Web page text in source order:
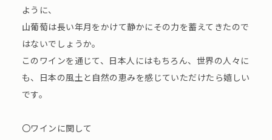
ように、
山葡萄は長い年月をかけて静かにその力を蓄えてきたので
はないでしょうか。
このワインを通じて、日本人にはもちろん、世界の人々に
も、日本の風土と自然の恵みを感じていただけたら嬉しい
です。
〇ワインに関して